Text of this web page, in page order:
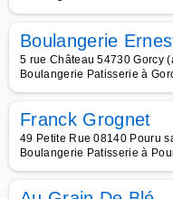
Boulangerie
5 rue Château 54730 Gorcy
Boulangerie Patisserie à
Franck Grognet
49 Petite Rue 08140 Pouru
Boulangerie Patisserie à